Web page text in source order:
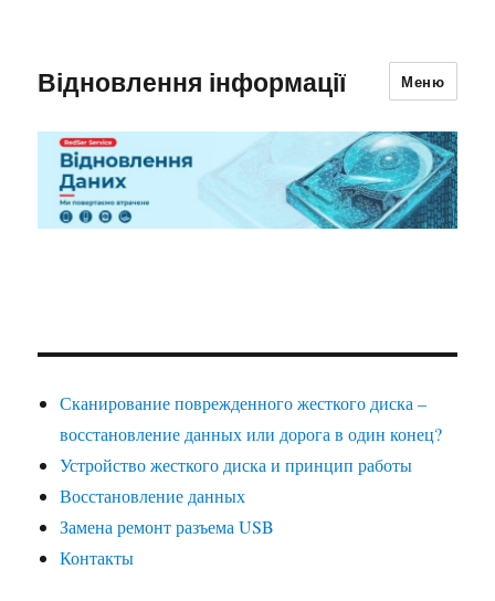
Відновлення інформації Меню
Сканирование поврежденного жесткого диска –
восстановление данных или дорога в один конец?
Устройство жесткого диска и принцип работы
Восстановление данных
Замена ремонт разъема USB
Контакты